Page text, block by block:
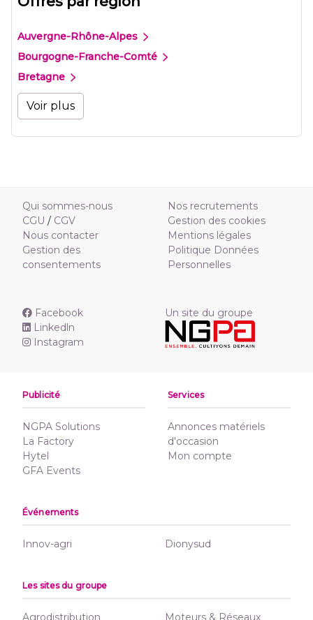
Auvergne-Rhône-Alpes
Bourgogne-Franche-Comté
Bretagne
Voir plus
Qui sommes-nous
CGU / CGV
Nous contacter
Gestion des
consentements
Nos recrutements
Gestion des cookies
Mentions légales
Politique Données
Personnelles
Facebook
Linkedln
Instagram
Un site du groupe
Publicité
NGPA Solutions
La Factory
Hytel
GFA Events
Services
Annonces matériels
d'occasion
Mon compte
Événements
Innov-agri Dionysud
Les sites du groupe
Agrodistribution Moteurs & Réseaux